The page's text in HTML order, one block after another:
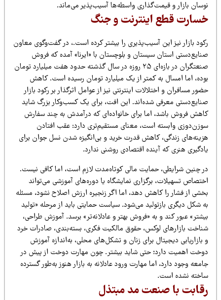
بازار و قیمت‌گذاری واسطه‌ها آسیب‌پذیر می‌ماند.
قطع اینترنت و جنگ
بازار نیز این آسیب‌پذیری را بیشتر کرده است.، در گفت‌وگوی معاون
استان سیستان و بلوچستان با «ایرنا» آمده که فروش
صنعتگران در بازه‌ای ۲۵ روزه در سال گذشته حدود هفت میلیارد تومان
اما امسال به کمتر از یک میلیارد تومان رسیده است. کاهش
مسافران و اختلالات اینترنتی نیز از عوامل اثرگذار بر رکود بازار
معرفی شده‌اند. این افت، برای یک کسب‌وکار بزرگ شاید
فروش باشد، اما برای خانواده‌ای که درآمدش به چند سفارش
وابسته است، معنای مستقیم‌تری دارد: عقب افتادن
زندگی، کاهش قدرت خرید و بی‌انگیزه شدن نسل جوان برای
هنری که آینده اقتصادی روشنی ندارد.
چنین شرایطی، حمایت مالی کوتاه‌مدت لازم است، اما کافی نیست.
تسهیلات، برگزاری نمایشگاه یا دوره‌های آموزشی می‌تواند
از فشار را کاهش دهد، اما اگر زنجیره ارزش اصلاح نشود، مسئله
شکل دیگری بازتولید می‌شود. سیاست حمایتی باید از مرحله «تولید
عبور کند و به «فروش بهتر و عادلانه‌تر» برسد. آموزش طراحی،
بازارهای لوکس، حقوق مالکیت فکری، بسته‌بندی، صادرات خرد
بازاریابی دیجیتال برای زنان و تشکل‌های محلی، به‌اندازه آموزش
اهمیت دارد؛ حتی شاید بیشتر. چون مهارت دوخت از پیش در
وجود دارد، اما مهارت ورود عادلانه به بازار هنوز به‌طور گسترده
نشده است.
با صنعت مد مبتذل